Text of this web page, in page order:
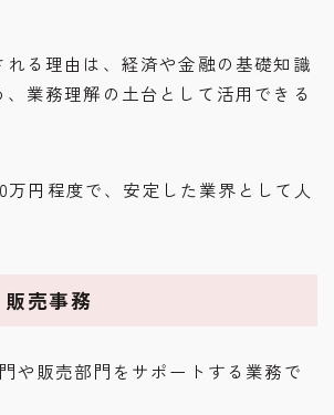
れる理由は、経済や金融の基礎知識
業務理解の土台として活用できる
万円程度で、安定した業界として人
売事務
や販売部門をサポートする業務で